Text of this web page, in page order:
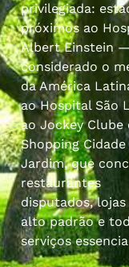
privilegiada:
próximos ao
Albert Einstein —
considerado o
da América
ao Hospital São
ao Jockey Clube
Shopping Cidade
Jardim, que
restaurantes
disputados, lojas
alto padrão e
serviços